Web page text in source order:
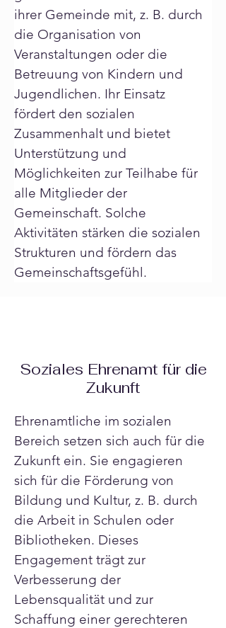
ihrer Gemeinde mit, z. B. durch
die Organisation von
Veranstaltungen oder die
Betreuung von Kindern und
Jugendlichen. Ihr Einsatz
fördert den sozialen
Zusammenhalt und bietet
Unterstützung und
Möglichkeiten zur Teilhabe für
alle Mitglieder der
Gemeinschaft. Solche
Aktivitäten stärken die sozialen
Strukturen und fördern das
Gemeinschaftsgefühl.
Soziales Ehrenamt für die
Zukunft
Ehrenamtliche im sozialen
Bereich setzen sich auch für die
Zukunft ein. Sie engagieren
sich für die Förderung von
Bildung und Kultur, z. B. durch
die Arbeit in Schulen oder
Bibliotheken. Dieses
Engagement trägt zur
Verbesserung der
Lebensqualität und zur
Schaffung einer gerechteren